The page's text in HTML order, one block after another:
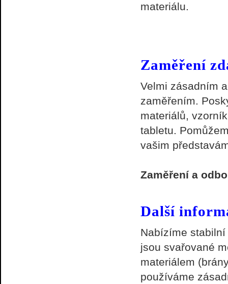
materiálu.
Zaměření
Velmi zásadním
zaměřením.
materiálů,
tabletu.
vašim
Zaměření a
Další
Nabízíme
jsou svařované
materiálem
používáme